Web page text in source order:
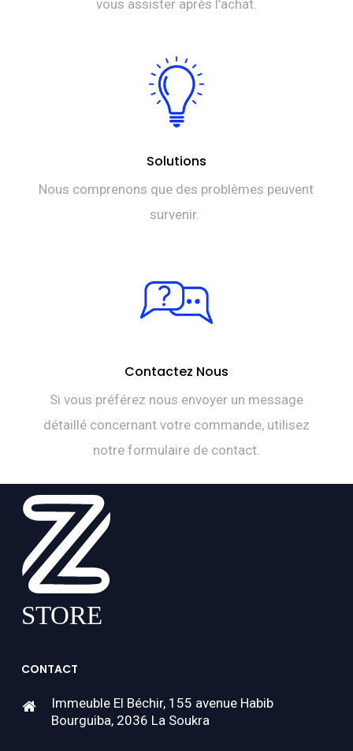
vous assister après l’achat.
Solutions
Nous comprenons que des problèmes peuvent
survenir.
Contactez Nous
Si vous préférez nous envoyer un message
détaillé concernant votre commande, utilisez
notre formulaire de contact.
CONTACT
Immeuble El Béchir, 155 avenue Habib
Bourguiba, 2036 La Soukra